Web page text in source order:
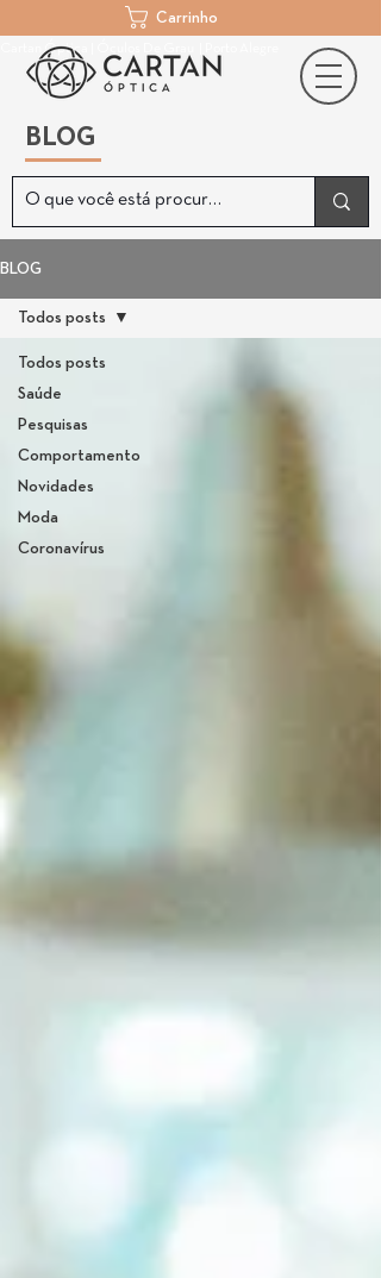
Cartan Óptica | Óculos De Grau | Porto Alegre
Carrinho
BLOG
BLOG
Todos posts
Saúde
Pesquisas
Comportamento
Novidades
Moda
Coronavírus
Todos posts